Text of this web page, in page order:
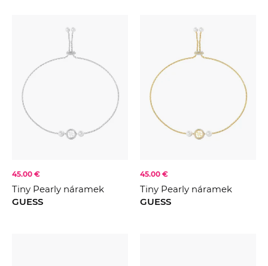
45.00 €
Tiny Pearly náramek
GUESS
45.00 €
Tiny Pearly náramek
GUESS